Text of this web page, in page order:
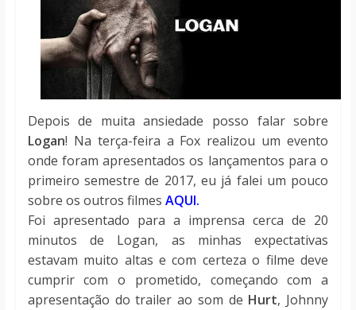
Depois de muita ansiedade posso falar sobre
Logan! Na terça-feira a Fox realizou um evento
onde foram apresentados os lançamentos para o
primeiro semestre de 2017, eu já falei um pouco
sobre os outros filmes AQUI.
Foi apresentado para a imprensa cerca de 20
minutos de Logan, as minhas expectativas
estavam muito altas e com certeza o filme deve
cumprir com o prometido, começando com a
apresentação do trailer ao som de Hurt, Johnny